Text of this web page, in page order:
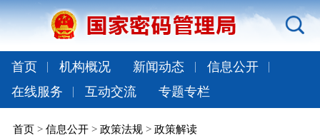
首页 机构概况 新闻动态
信息公开
在线服务
互动交流 专题专栏
首页> 信息公开> 政策法规> 政策解读